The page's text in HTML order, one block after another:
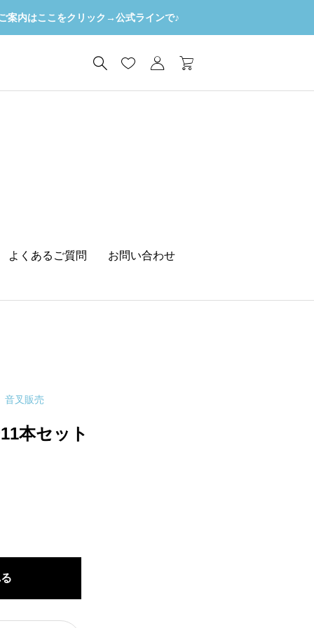
内はここをクリック→公式ラインで♪
よくあるご質問 お問い合わせ
音叉販売
本セット